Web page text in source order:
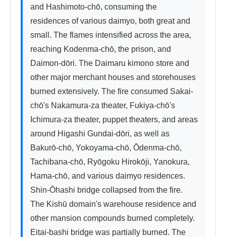
and Hashimoto-chō, consuming the
residences of various daimyo, both great and
small. The flames intensified across the area,
reaching Kodenma-chō, the prison, and
Daimon-dōri. The Daimaru kimono store and
other major merchant houses and storehouses
burned extensively. The fire consumed Sakai-
chō's Nakamura-za theater, Fukiya-chō's
Ichimura-za theater, puppet theaters, and areas
around Higashi Gundai-dōri, as well as
Bakurō-chō, Yokoyama-chō, Ōdenma-chō,
Tachibana-chō, Ryōgoku Hirokōji, Yanokura,
Hama-chō, and various daimyo residences.
Shin-Ōhashi bridge collapsed from the fire.
The Kishū domain's warehouse residence and
other mansion compounds burned completely.
Eitai-bashi bridge was partially burned. The